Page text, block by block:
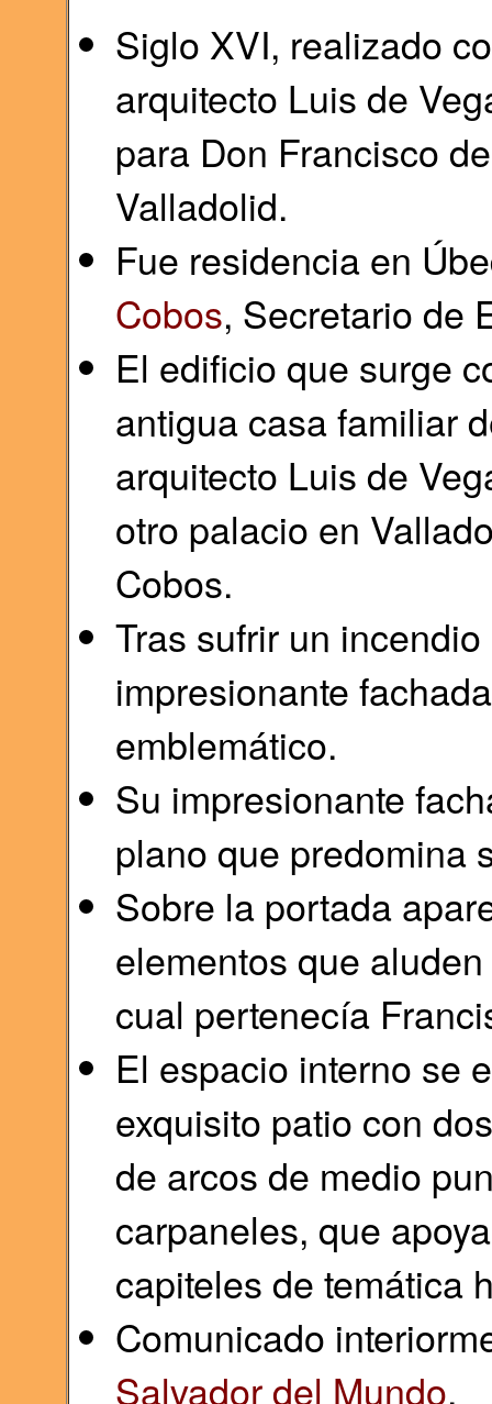
Siglo XVI, realizado
arquitecto Luis de
para Don Francisco
Valladolid.
Fue residencia en
Cobos, Secretario de
El edificio que surge
antigua casa familiar
arquitecto Luis de
otro palacio en
Cobos.
Tras sufrir un
impresionante
emblemático.
Su impresionante
plano que predomina
Sobre la portada
elementos que
cual pertenecía
El espacio interno se
exquisito patio con
de arcos de medio
carpaneles, que
capiteles de temática
Comunicado
Salvador del Mundo.